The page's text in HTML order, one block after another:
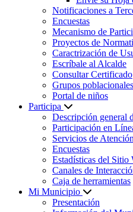
Notificaciones a
Encuestas
Mecanismo de
Proyectos de
Caractrización de
Escríbale al Alcalde
Consultar Certificado
Grupos poblacionales
Portal de niños
Participa
Descripción general
Participación en
Servicios de Atención
Encuestas
Estadísticas del Sitio
Canales de
Caja de herramientas
Mi Municipio
Presentación